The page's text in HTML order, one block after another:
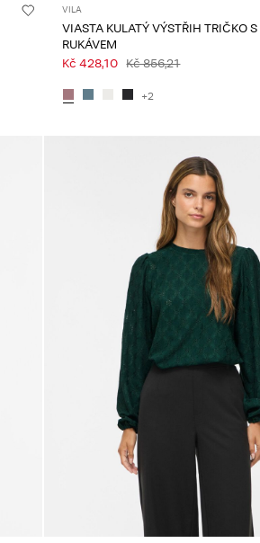
VILA
VIASTA KULATÝ VÝSTŘIH TRIČKO
RUKÁVEM
Kč 428,10 Kč 856,21
+2